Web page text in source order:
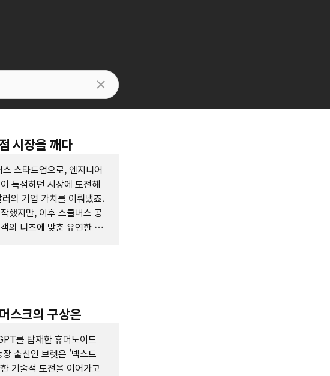
시장을 깨다
스타트업으로, 엔지니어
독점하던 시장에 도전해
의 기업 가치를 이뤄냈죠.
했지만, 이후 스쿨버스 공
의 니즈에 맞춘 유연한 사
스크의 구상은
를 탑재한 휴머노이드
출신인 브렛은 '넥스트
기술적 도전을 이어가고